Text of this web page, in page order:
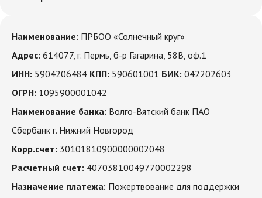
Наименование: ПРБОО «Солнечный круг»
Адрес: 614077, г. Пермь, б-р Гагарина, 58В, оф.1
ИНН: 5904206484 КПП: 590601001 БИК: 042202603
ОГРН: 1095900001042
Наименование банка: Волго-Вятский банк ПАО
Сбербанк г. Нижний Новгород
Корр.счет: 30101810900000002048
Расчетный счет: 40703810049770002298
Назначение платежа: Пожертвование для поддержки